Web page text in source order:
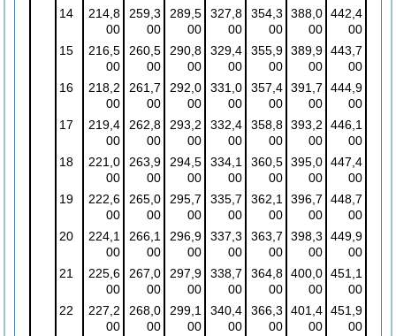
14
214,8
00
259,3
00
289,5
00
327,8
00
354,3
00
388,0
00
442,4
00
15
216,5
00
260,5
00
290,8
00
329,4
00
355,9
00
389,9
00
443,7
00
16
218,2
00
261,7
00
292,0
00
331,0
00
357,4
00
391,7
00
444,9
00
17
219,4
00
262,8
00
293,2
00
332,4
00
358,8
00
393,2
00
446,1
00
18
221,0
00
263,9
00
294,5
00
334,1
00
360,5
00
395,0
00
447,4
00
19
222,6
00
265,0
00
295,7
00
335,7
00
362,1
00
396,7
00
448,7
00
20
224,1
00
266,1
00
296,9
00
337,3
00
363,7
00
398,3
00
449,9
00
21
225,6
00
267,0
00
297,9
00
338,7
00
364,8
00
400,0
00
451,1
00
22
227,2
00
268,0
00
299,1
00
340,4
00
366,3
00
401,4
00
451,9
00